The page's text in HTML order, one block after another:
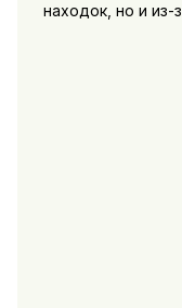
находок, но и из-